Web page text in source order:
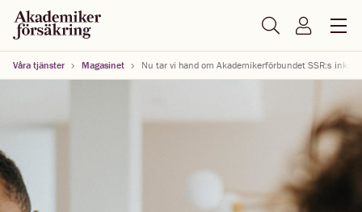
Våra tjänster Magasinet Nu tar vi hand om Akademikerförbundet SSR:s